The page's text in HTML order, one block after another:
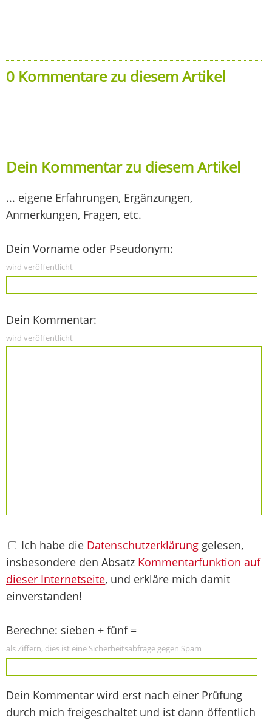
0 Kommentare zu diesem Artikel
Dein Kommentar zu diesem Artikel
... eigene Erfahrungen, Ergänzungen,
Anmerkungen, Fragen, etc.
Dein Vorname oder Pseudonym:
wird veröffentlicht
Dein Kommentar:
wird veröffentlicht
Ich habe die Datenschutzerklärung gelesen,
insbesondere den Absatz Kommentarfunktion auf
dieser Internetseite, und erkläre mich damit
einverstanden!
Berechne: sieben + fünf =
als Ziffern, dies ist eine Sicherheitsabfrage gegen Spam
Dein Kommentar wird erst nach einer Prüfung
durch mich freigeschaltet und ist dann öffentlich